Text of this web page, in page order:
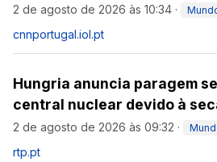
2 de agosto de 2026 às 10:34 ·
cnnportugal.iol.pt
Hungria anuncia paragem
central nuclear devido à
2 de agosto de 2026 às 09:32 ·
rtp.pt